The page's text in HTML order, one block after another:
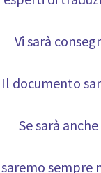
Vi sarà
Il documento
Se sarà
saremo sempre